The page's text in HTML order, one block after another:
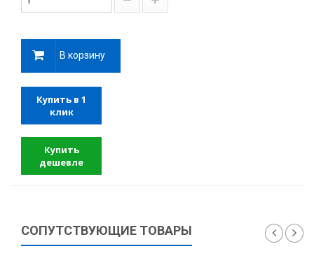
В корзину
Купить в 1
клик
Купить
дешевле
СОПУТСТВУЮЩИЕ ТОВАРЫ